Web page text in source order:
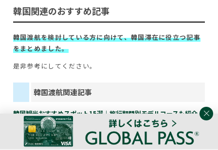
韓国関連のおすすめ記事
韓国渡航を検討している方に向けて、韓国滞在に役立つ記事
をまとめました。
是非参考にしてください。
韓国渡航関連記事
韓国観光おすすめスポット15選｜旅行期間別モデルコースも紹介
韓国の国際空港一覧｜特徴や近くの観光地、市内への移動手段を解